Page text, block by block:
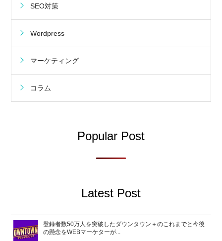
SEO対策
Wordpress
マーケティング
コラム
Popular Post
Latest Post
登録者数50万人を突破したダウンタウン＋のこれまでと今後
の懸念をWEBマーケターが...